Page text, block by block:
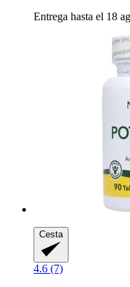
Entrega hasta el 18
Cesta
4.6 (7)